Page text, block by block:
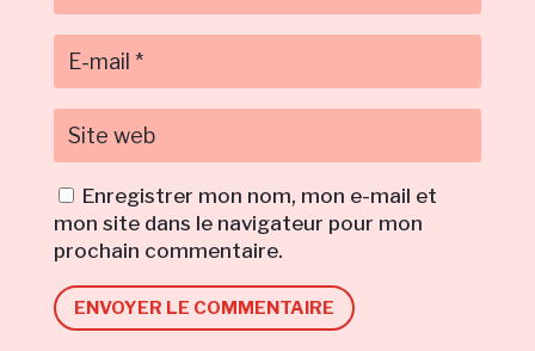
Enregistrer mon nom, mon e-mail et
mon site dans le navigateur pour mon
prochain commentaire.
ENVOYER LE COMMENTAIRE